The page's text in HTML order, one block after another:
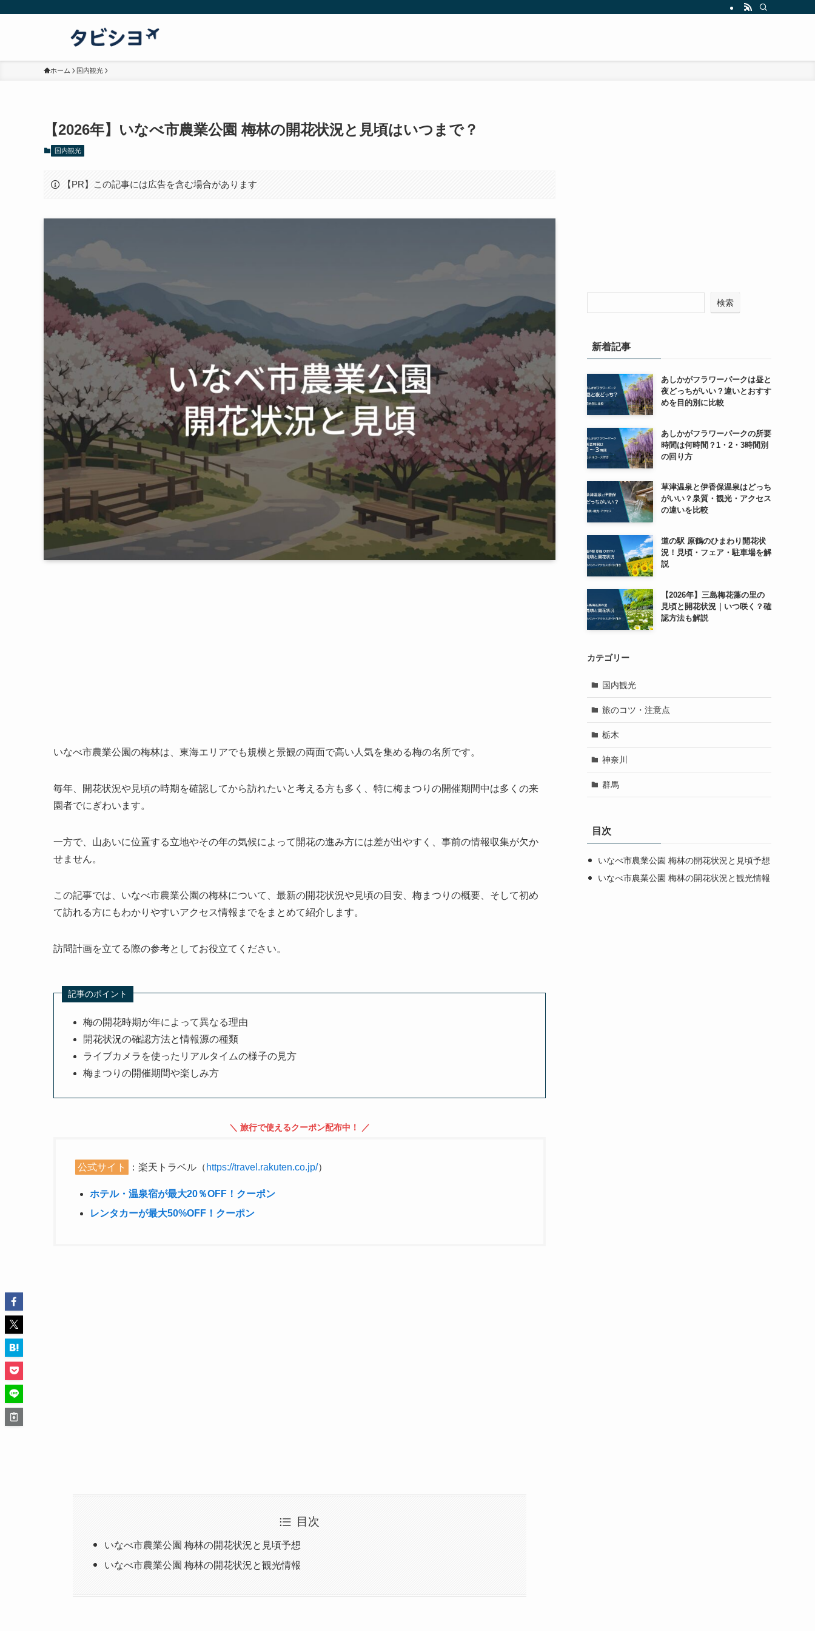
ホーム 国内観光
【2026年】いなべ市農業公園 梅林の開花状況と見頃はいつまで？
国内観光
【PR】この記事には広告を含む場合があります
いなべ市農業公園の梅林は、東海エリアでも規模と景観の両面で高い人気を集める梅の名所です。
毎年、開花状況や見頃の時期を確認してから訪れたいと考える方も多く、特に梅まつりの開催期間中は多くの来
園者でにぎわいます。
一方で、山あいに位置する立地やその年の気候によって開花の進み方には差が出やすく、事前の情報収集が欠か
せません。
この記事では、いなべ市農業公園の梅林について、最新の開花状況や見頃の目安、梅まつりの概要、そして初め
て訪れる方にもわかりやすいアクセス情報までをまとめて紹介します。
訪問計画を立てる際の参考としてお役立てください。
記事のポイント
梅の開花時期が年によって異なる理由
開花状況の確認方法と情報源の種類
ライブカメラを使ったリアルタイムの様子の見方
梅まつりの開催期間や楽しみ方
＼ 旅行で使えるクーポン配布中！ ／
公式サイト ：楽天トラベル（ https://travel.rakuten.co.jp/）
ホテル・温泉宿が最大20％OFF！クーポン
レンタカーが最大50%OFF！クーポン
目次
いなべ市農業公園 梅林の開花状況と見頃予想
いなべ市農業公園 梅林の開花状況と観光情報
検索
新着記事
あしかがフラワーパークは昼と
夜どっちがいい？違いとおすす
めを目的別に比較
あしかがフラワーパークの所要
時間は何時間？1・2・3時間別
の回り方
草津温泉と伊香保温泉はどっち
がいい？泉質・観光・アクセス
の違いを比較
道の駅 原鶴のひまわり開花状
況！見頃・フェア・駐車場を解
説
【2026年】三島梅花藻の里の
見頃と開花状況｜いつ咲く？確
認方法も解説
カテゴリー
国内観光
旅のコツ・注意点
栃木
神奈川
群馬
目次
いなべ市農業公園 梅林の開花状況と見頃予想
いなべ市農業公園 梅林の開花状況と観光情報